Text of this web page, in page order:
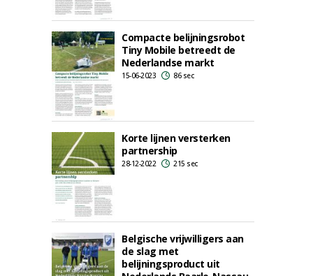
Compacte belijningsrobot
Tiny Mobile betreedt de
Nederlandse markt
15-06-2023 86 sec
Korte lijnen versterken
partnership
28-12-2022 215 sec
Belgische vrijwilligers aan
de slag met
belijningsproduct uit